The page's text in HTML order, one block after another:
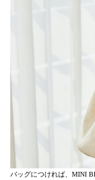
バッグにつければ、MINI